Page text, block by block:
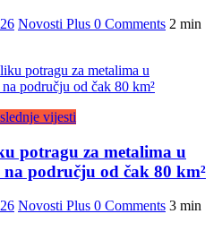
Novosti Plus 0 Comments 2 min
vijesti
potragu za metalima u
području od čak 80 km²
Novosti Plus 0 Comments 3 min